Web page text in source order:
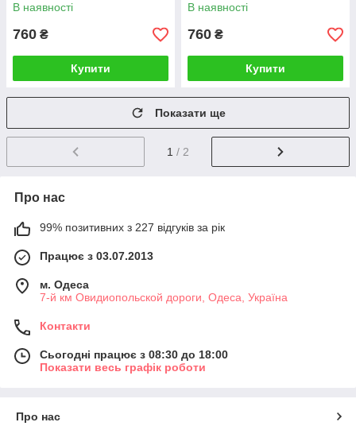
В наявності
760 ₴
Купити
В наявності
760 ₴
Купити
Показати ще
1 / 2
Про нас
99% позитивних з 227 відгуків за рік
Працює з 03.07.2013
м. Одеса
7-й км Овидиопольской дороги, Одеса, Україна
Контакти
Сьогодні працює з 08:30 до 18:00
Показати весь графік роботи
Про нас